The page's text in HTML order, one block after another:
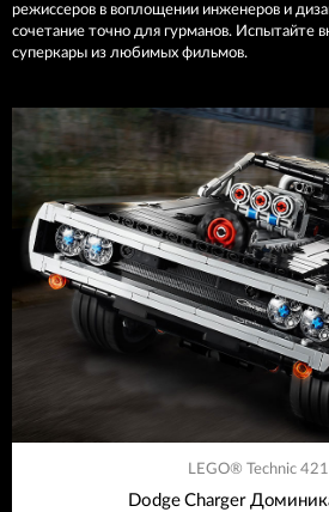
режиссеров в воплощении инженеров и
сочетание точно для гурманов. Испытайте
суперкары из любимых фильмов.
LEGO® Technic
Dodge Charger